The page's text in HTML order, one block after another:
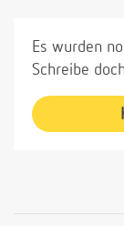
Es wurden
Schreibe